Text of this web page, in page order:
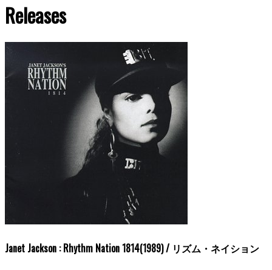
Releases
Janet Jackson : Rhythm Nation 1814(1989) / リズム・ネイション